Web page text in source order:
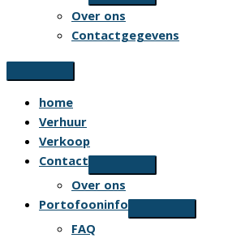
Over ons
Contactgegevens
home
Verhuur
Verkoop
Contact
Over ons
Portofooninfo
FAQ